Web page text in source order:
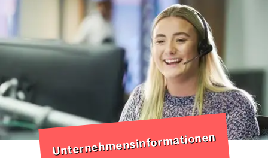
Sweatshirts
Mützen & Kappen
Sportbekleidung
ArbeitskleidungUnternehmensinformationen